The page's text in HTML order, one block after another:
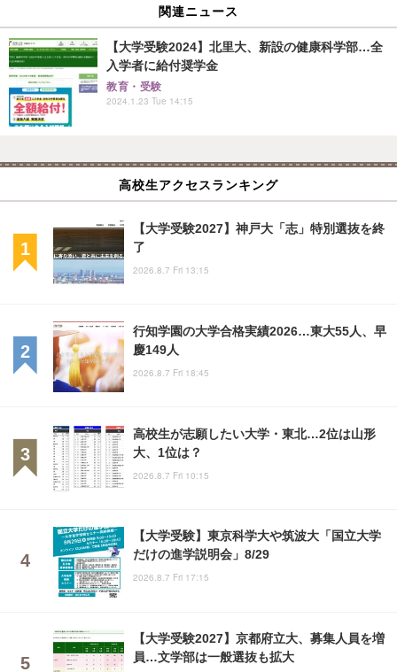
関連ニュース
【大学受験2024】北里大、新設の健康科学部…全
入学者に給付奨学金
教育・受験
2024.1.23 Tue 14:15
高校生アクセスランキング
【大学受験2027】神戸大「志」特別選抜を終
了
2026.8.7 Fri 13:15
行知学園の大学合格実績2026…東大55人、早
慶149人
2026.8.7 Fri 18:45
高校生が志願したい大学・東北…2位は山形
大、1位は？
2026.8.7 Fri 10:15
【大学受験】東京科学大や筑波大「国立大学
だけの進学説明会」8/29
2026.8.7 Fri 17:15
【大学受験2027】京都府立大、募集人員を増
員…文学部は一般選抜も拡大